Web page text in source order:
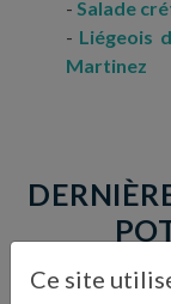
Salade
Liégeois
Martinez
Ce site